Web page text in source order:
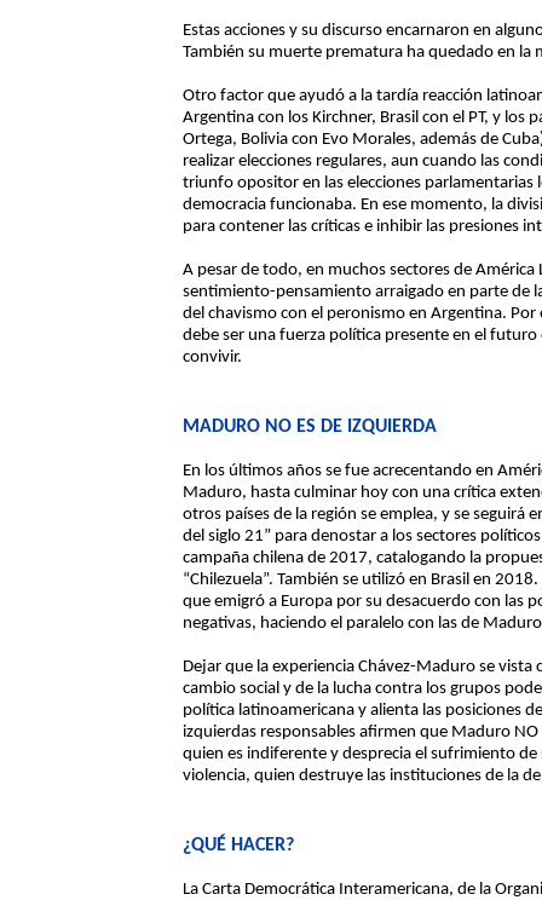
Estas acciones y su discurso encarnaron en
También su muerte prematura ha quedado en la
Otro factor que ayudó a la tardía reacción
Argentina con los Kirchner, Brasil con el PT, y los
Ortega, Bolivia con Evo Morales, además de
realizar elecciones regulares, aun cuando las
triunfo opositor en las elecciones
democracia funcionaba. En ese momento, la
para contener las críticas e inhibir las presiones
A pesar de todo, en muchos sectores de
sentimiento-pensamiento arraigado en parte de
del chavismo con el peronismo en Argentina.
debe ser una fuerza política presente en el
convivir.
MADURO NO ES DE IZQUIERDA
En los últimos años se fue acrecentando en
Maduro, hasta culminar hoy con una crítica
otros países de la región se emplea, y se seguirá
del siglo 21” para denostar a los sectores
campaña chilena de 2017, catalogando la
“Chilezuela”. También se utilizó en Brasil en
que emigró a Europa por su desacuerdo con las
negativas, haciendo el paralelo con las de
Dejar que la experiencia Chávez-Maduro se
cambio social y de la lucha contra los grupos
política latinoamericana y alienta las posiciones
izquierdas responsables afirmen que Maduro
quien es indiferente y desprecia el sufrimiento
violencia, quien destruye las instituciones de la
¿QUÉ HACER?
La Carta Democrática Interamericana, de la